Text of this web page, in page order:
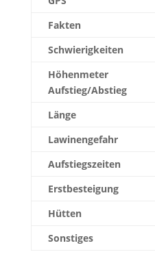
Fakten
Schwierigkeiten
Höhenmeter
Aufstieg/Abstieg
Länge
Lawinengefahr
Aufstiegszeiten
Erstbesteigung
Hütten
Sonstiges